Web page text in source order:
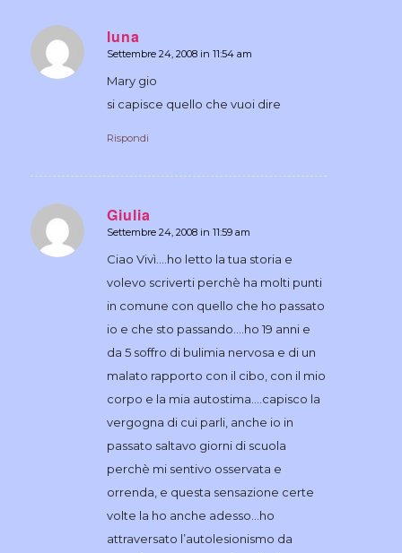
luna
dice:
Settembre 24, 2008 in 11:54 am
Mary gio
si capisce quello che vuoi dire
Rispondi
Giulia
dice:
Settembre 24, 2008 in 11:59 am
Ciao Vivì….ho letto la tua storia e
volevo scriverti perchè ha molti punti
in comune con quello che ho passato
io e che sto passando….ho 19 anni e
da 5 soffro di bulimia nervosa e di un
malato rapporto con il cibo, con il mio
corpo e la mia autostima….capisco la
vergogna di cui parli, anche io in
passato saltavo giorni di scuola
perchè mi sentivo osservata e
orrenda, e questa sensazione certe
volte la ho anche adesso…ho
attraversato l’autolesionismo da